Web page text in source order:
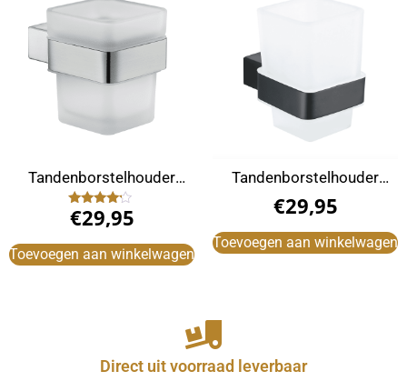
Tandenborstelhouder
zilver
Gewaardeerd
4.00
€29,95
Toevoegen aan winkelwagen
Tandenborstelhouder
zwart
€29,95
Toevoegen aan winkelwagen
Direct uit voorraad leverbaar